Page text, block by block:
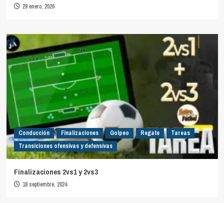
29 enero, 2026
Conducción Finalizaciones Golpeo Regate
Tareas
Transiciones ofensivas y defensivas
Finalizaciones 2vs1 y 2vs3
18 septiembre, 2024